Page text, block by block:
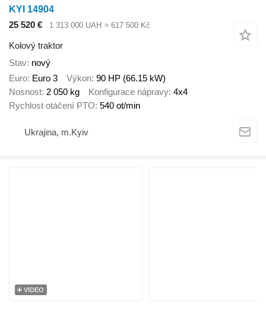
KYI 14904
25 520 €
1 313 000 UAH ≈ 617 500 Kč
Kolový traktor
Stav nový
Euro Euro 3 Výkon 90 HP (66.15 kW)
Nosnost 2 050 kg Konfigurace nápravy 4x4
Rychlost otáčení PTO 540 ot/min
Ukrajina, m.Kyiv
VIDEO